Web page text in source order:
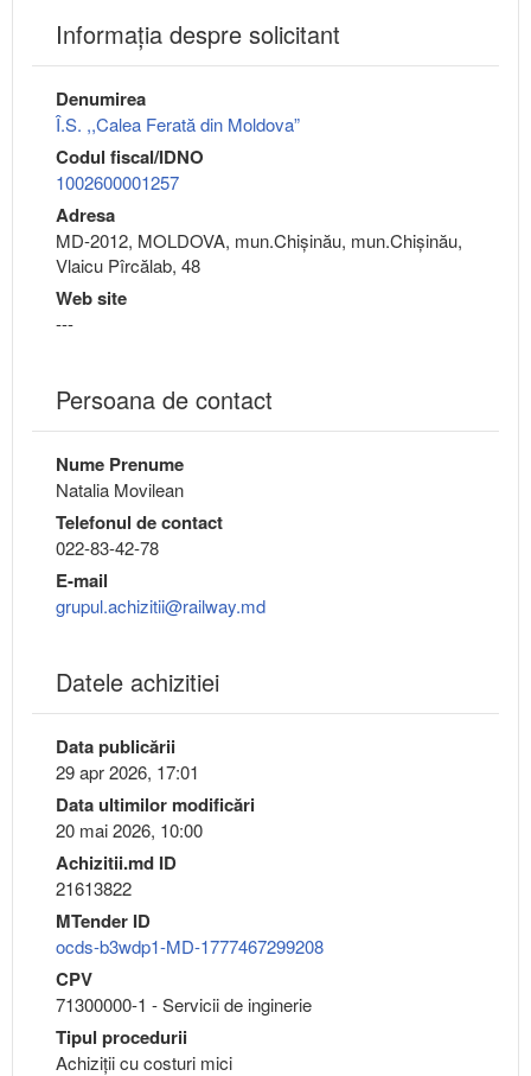
Informaţia despre solicitant
Denumirea
Î.S. ,,Calea Ferată din Moldova”
Codul fiscal/IDNO
1002600001257
Adresa
MD-2012, MOLDOVA, mun.Chişinău, mun.Chişinău,
Vlaicu Pîrcălab, 48
Web site
---
Persoana de contact
Nume Prenume
Natalia Movilean
Telefonul de contact
022-83-42-78
E-mail
grupul.achizitii@railway.md
Datele achizitiei
Data publicării
29 apr 2026, 17:01
Data ultimilor modificări
20 mai 2026, 10:00
Achizitii.md ID
21613822
MTender ID
ocds-b3wdp1-MD-1777467299208
CPV
71300000-1 - Servicii de inginerie
Tipul procedurii
Achiziții cu costuri mici